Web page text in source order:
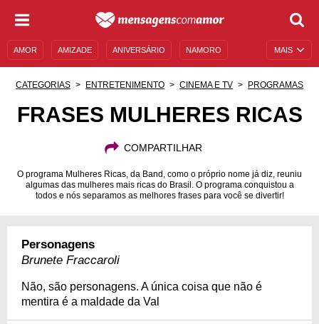
MAIS
AMOR AMIZADE ANIVERSÁRIO NAMORO
CATEGORIAS ENTRETENIMENTO CINEMA E TV PROGRAMAS
FRASES MULHERES RICAS
COMPARTILHAR
O programa Mulheres Ricas, da Band, como o próprio nome já diz, reuniu
algumas das mulheres mais ricas do Brasil. O programa conquistou a
todos e nós separamos as melhores frases para você se divertir!
Personagens
Brunete Fraccaroli
Não, são personagens. A única coisa que não é
mentira é a maldade da Val